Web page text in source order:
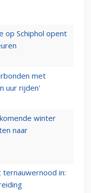
op Schiphol opent
met
uur rijden'
winter
naar
in: